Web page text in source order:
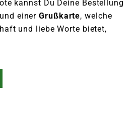
kannst Du Deine Bestellung
und einerGrußkarte, welche
und liebe Worte bietet,